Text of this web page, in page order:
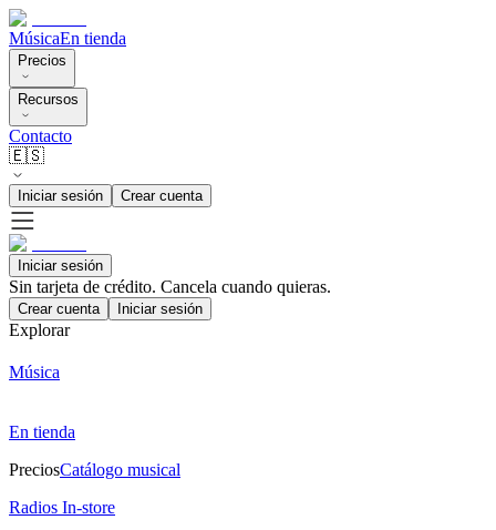
MúsicaEn tienda
Precios
Recursos
Contacto
🇪🇸
Iniciar sesión Crear cuenta
Iniciar sesión
Sin tarjeta de crédito. Cancela cuando quieras.
Crear cuenta Iniciar sesión
Explorar
Música
En tienda
PreciosCatálogo musical
Radios In-store